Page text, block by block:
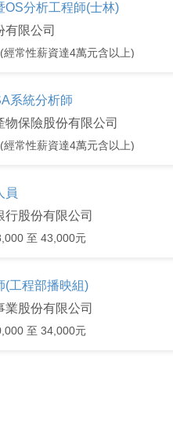
OS分析工程師(士林)
有限公司
經常性薪資達4萬元含以上)
系統分析師
物保險股份有限公司
經常性薪資達4萬元含以上)
員
行股份有限公司
至 43,000元
(工程部播映組)
業股份有限公司
至 34,000元